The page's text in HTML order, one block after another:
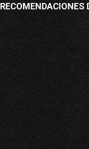
RECOMENDACIONES